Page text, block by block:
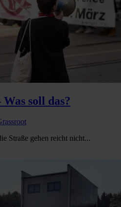
soll das?
Straße gehen reicht nicht...